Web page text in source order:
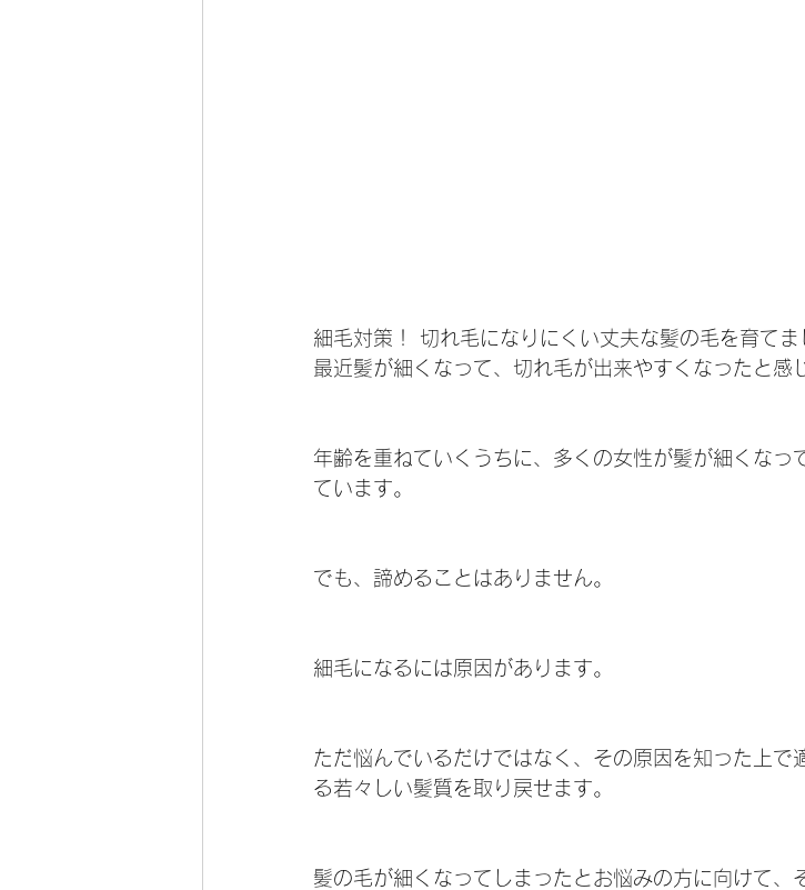
細毛対策！ 切れ毛になりにくい丈夫な髪の毛を育てま
最近髪が細くなって、切れ毛が出来やすくなったと感
年齢を重ねていくうちに、多くの女性が髪が細くなっ
ています。
でも、諦めることはありません。
細毛になるには原因があります。
ただ悩んでいるだけではなく、その原因を知った上で
る若々しい髪質を取り戻せます。
髪の毛が細くなってしまったとお悩みの方に向けて、